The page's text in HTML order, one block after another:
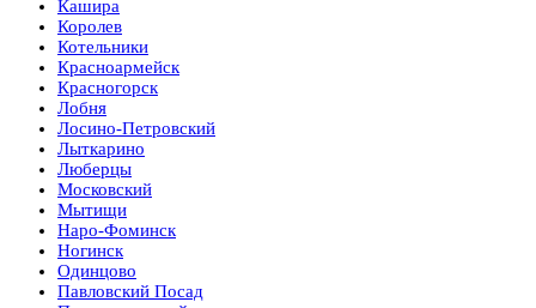
Кашира
Королев
Котельники
Красноармейск
Красногорск
Лобня
Лосино-Петровский
Лыткарино
Люберцы
Московский
Мытищи
Наро-Фоминск
Ногинск
Одинцово
Павловский Посад